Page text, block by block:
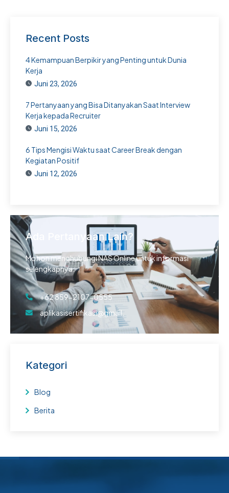
Recent Posts
4 Kemampuan Berpikir yang Penting untuk Dunia
Kerja
Juni 23, 2026
7 Pertanyaan yang Bisa Ditanyakan Saat Interview
Kerja kepada Recruiter
Juni 15, 2026
6 Tips Mengisi Waktu saat Career Break dengan
Kegiatan Positif
Juni 12, 2026
Ada Pertanyaan Lain?
Mohon menghubungi NAS Online untuk informasi
selengkapnya.
+62 859-2107-0555
aplikasisertifikasi@gmail.
Kategori
Blog
Berita